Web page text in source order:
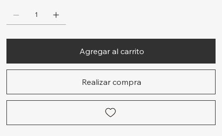
Agregar al carrito
Realizar compra